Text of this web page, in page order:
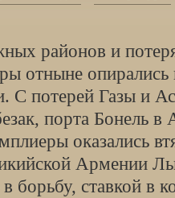
районов и
отныне опирались
С потерей Газы и
порта Бонель в
оказались
Армении
борьбу, ставкой в